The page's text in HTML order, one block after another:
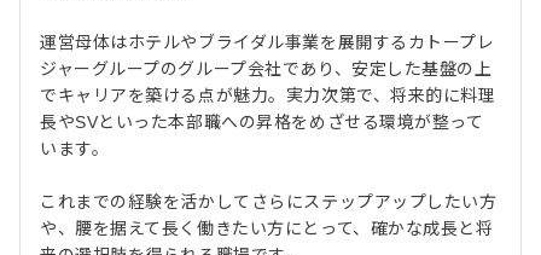
運営母体はホテルやブライダル事業を展開するカトープレ
ジャーグループのグループ会社であり、安定した基盤の上
でキャリアを築ける点が魅力。実力次第で、将来的に料理
長やSVといった本部職への昇格をめざせる環境が整って
います。
これまでの経験を活かしてさらにステップアップしたい方
や、腰を据えて長く働きたい方にとって、確かな成長と将